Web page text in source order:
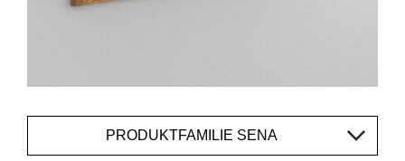
PRODUKTFAMILIE SENA